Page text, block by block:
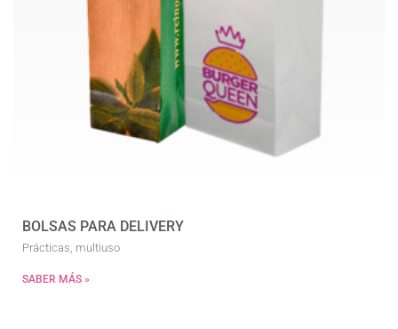
BOLSAS PARA DELIVERY
Prácticas, multiuso
SABER MÁS »